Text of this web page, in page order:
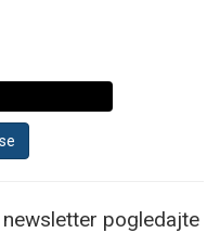
pogledajte